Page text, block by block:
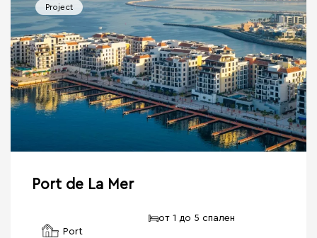
Project
Port de La Mer
Port
от 1 до 5 спален